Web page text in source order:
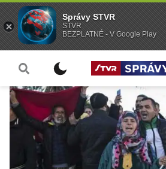
Správy STVR
STVR
BEZPLATNÉ - V Google Play